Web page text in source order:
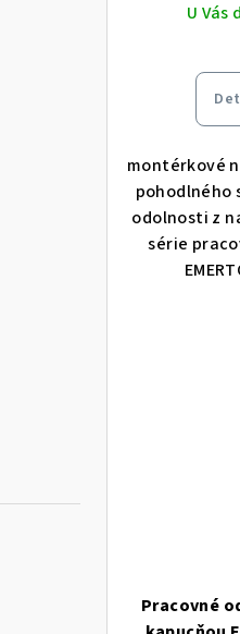
U Vás
montérkové
pohodlného
odolnosti z
série
Pracovné